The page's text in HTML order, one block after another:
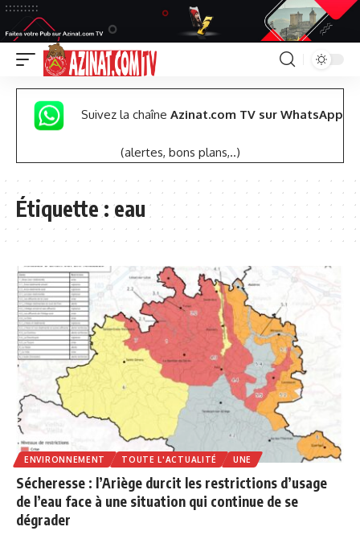
Suivez la chaîne Azinat.com TV sur WhatsApp
(alertes, bons plans,..)
Étiquette :eau
ENVIRONNEMENT TOUTE L'ACTUALITÉ UNE
Sécheresse : l’Ariège durcit les restrictions d’usage
de l’eau face à une situation qui continue de se
dégrader